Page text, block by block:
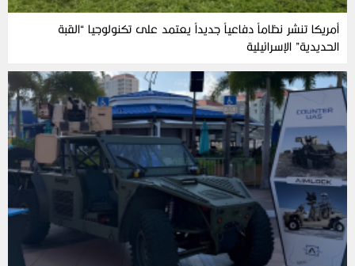
أمريكا تنشر نظاماً دفاعياً جديداً يعتمد على تكنولوجيا “القبة
الحديدية” الإسرائيلية